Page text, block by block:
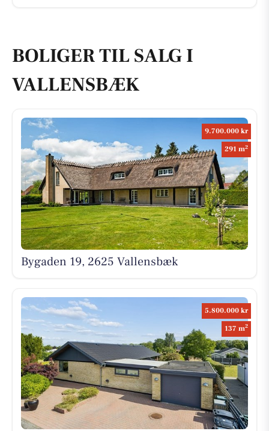
BOLIGER TIL SALG I
VALLENSBÆK
9.700.000 kr
291 m2
Bygaden 19, 2625 Vallensbæk
5.800.000 kr
137 m2